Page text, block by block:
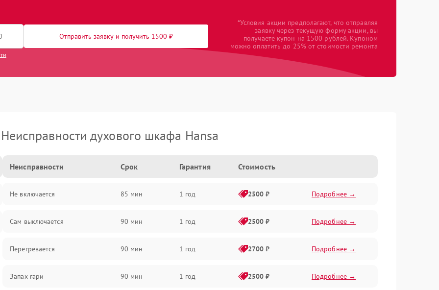
Отправить заявку и получить 1500 ₽
*Условия акции предполагают, что отправляя
заявку через текущую форму акции, вы
получаете купон на 1500 рублей. Купоном
можно оплатить до 25% от стоимости ремонта
Неисправности духового шкафа Hansa
Неисправности Срок Гарантия Стоимость
Не включается 85 мин 1 год 2500 ₽ Подробнее →
Сам выключается 90 мин 1 год 2500 ₽ Подробнее →
Перегревается 90 мин 1 год 2700 ₽ Подробнее →
Запах гари 90 мин 1 год 2500 ₽ Подробнее →